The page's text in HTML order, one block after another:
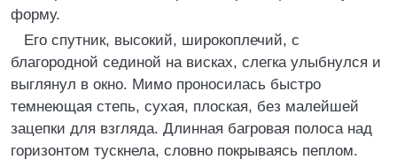
форму.
Его спутник, высокий, широкоплечий, с
благородной сединой на висках, слегка улыбнулся и
выглянул в окно. Мимо проносилась быстро
темнеющая степь, сухая, плоская, без малейшей
зацепки для взгляда. Длинная багровая полоса над
горизонтом тускнела, словно покрываясь пеплом.